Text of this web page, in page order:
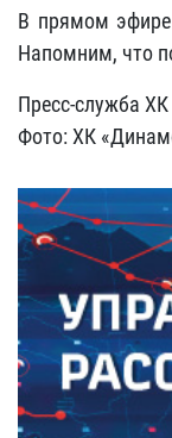
В прямом эфире
Напомним, что
Пресс-служба
Фото: ХК